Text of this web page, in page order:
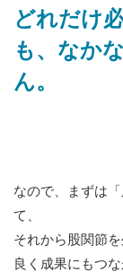
どれだけ
も、なか
ん。
なので、まずは
て、
それから股関節
良く成果にもつ